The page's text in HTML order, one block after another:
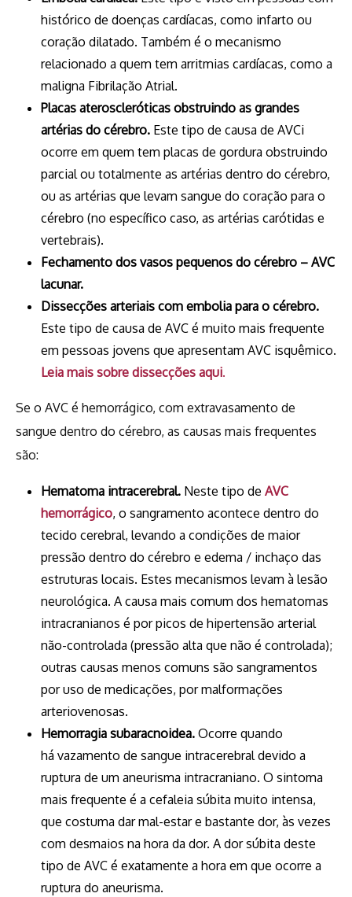
histórico de doenças cardíacas, como infarto ou
coração dilatado. Também é o mecanismo
relacionado a quem tem arritmias cardíacas, como a
maligna Fibrilação Atrial.
Placas ateroscleróticas obstruindo as grandes
artérias do cérebro. Este tipo de causa de AVCi
ocorre em quem tem placas de gordura obstruindo
parcial ou totalmente as artérias dentro do cérebro,
ou as artérias que levam sangue do coração para o
cérebro (no específico caso, as artérias carótidas e
vertebrais).
Fechamento dos vasos pequenos do cérebro – AVC
lacunar.
Dissecções arteriais com embolia para o cérebro.
Este tipo de causa de AVC é muito mais frequente
em pessoas jovens que apresentam AVC isquêmico.
Leia mais sobre dissecções aqui.
Se o AVC é hemorrágico, com extravasamento de
sangue dentro do cérebro, as causas mais frequentes
são:
Hematoma intracerebral. Neste tipo de AVC
hemorrágico, o sangramento acontece dentro do
tecido cerebral, levando a condições de maior
pressão dentro do cérebro e edema / inchaço das
estruturas locais. Estes mecanismos levam à lesão
neurológica. A causa mais comum dos hematomas
intracranianos é por picos de hipertensão arterial
não-controlada (pressão alta que não é controlada);
outras causas menos comuns são sangramentos
por uso de medicações, por malformações
arteriovenosas.
Hemorragia subaracnoidea. Ocorre quando
há vazamento de sangue intracerebral devido a
ruptura de um aneurisma intracraniano. O sintoma
mais frequente é a cefaleia súbita muito intensa,
que costuma dar mal-estar e bastante dor, às vezes
com desmaios na hora da dor. A dor súbita deste
tipo de AVC é exatamente a hora em que ocorre a
ruptura do aneurisma.